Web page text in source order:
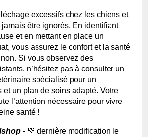
léchage excessifs chez les chiens et
être ignorés. En identifiant
et en mettant en place un
vous assurez le confort et la santé
Si vous observez des
n’hésitez pas à consulter un
spécialisé pour un
et un plan de soins adapté. Votre
l’attention nécessaire pour vivre
santé !
- 💚 dernière modification le